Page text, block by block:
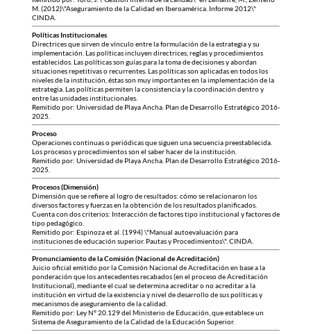
M. (2012)\"Aseguramiento de la Calidad en Iberoamérica. Informe 2012\"
CINDA.
Políticas Institucionales
Directrices que sirven de vínculo entre la formulación de la estrategia y su
implementación. Las políticas incluyen directrices, reglas y procedimientos
establecidos. Las políticas son guías para la toma de decisiones y abordan
situaciones repetitivas o recurrentes. Las políticas son aplicadas en todos los
niveles de la institución, éstas son muy importantes en la implementación de la
estrategia. Las políticas permiten la consistencia y la coordinación dentro y
entre las unidades institucionales.
Remitido por: Universidad de Playa Ancha. Plan de Desarrollo Estratégico 2016-
2025.
Proceso
Operaciones continuas o periódicas que siguen una secuencia preestablecida.
Los procesos y procedimientos son el saber hacer de la institución.
Remitido por: Universidad de Playa Ancha. Plan de Desarrollo Estratégico 2016-
2025.
Procesos (Dimensión)
Dimensión que se refiere al logro de resultados: cómo se relacionaron los
diversos factores y fuerzas en la obtención de los resultados planificados.
Cuenta con dos criterios: Interacción de factores tipo institucional y factores de
tipo pedagógico.
Remitido por: Espinoza et al. (1994) \"Manual autoevaluación para
instituciones de educación superior. Pautas y Procedimientos\". CINDA.
Pronunciamiento de la Comisión (Nacional de Acreditación)
Juicio oficial emitido por la Comisión Nacional de Acreditación en base a la
ponderación que los antecedentes recabados (en el proceso de Acreditación
Institucional), mediante el cual se determina acreditar o no acreditar a la
institución en virtud de la existencia y nivel de desarrollo de sus políticas y
mecanismos de aseguramiento de la calidad.
Remitido por: Ley N° 20.129 del Ministerio de Educación, que establece un
Sistema de Aseguramiento de la Calidad de la Educación Superior.